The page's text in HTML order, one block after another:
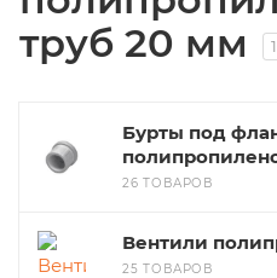
труб 20 мм
Бурты под
26 ТОВАРОВ
Вентили
25 ТОВАРОВ